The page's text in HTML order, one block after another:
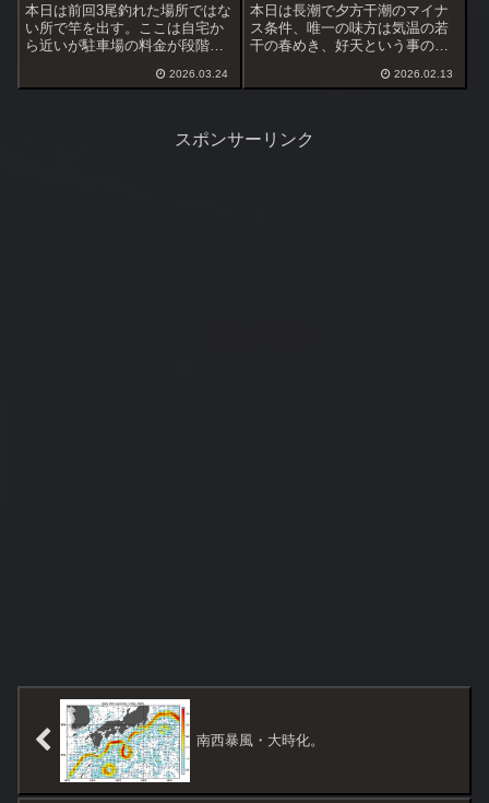
本日は前回3尾釣れた場所ではな
い所で竿を出す。ここは自宅か
ら近いが駐車場の料金が段階ス
と曜日によっては高額出費にな
2026.03.24
本日は長潮で夕方干潮のマイナ
ス条件、唯一の味方は気温の若
干の春めき、好天という事の
いになることは覚悟の上。案の
くる。
2026.02.13
スポンサーリンク
南西暴風・大時化。